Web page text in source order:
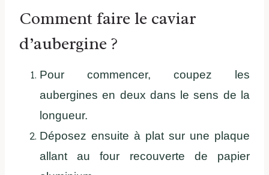
Comment faire le caviar
d’aubergine ?
Pour commencer, coupez les
aubergines en deux dans le sens de la
longueur.
Déposez ensuite à plat sur une plaque
allant au four recouverte de papier